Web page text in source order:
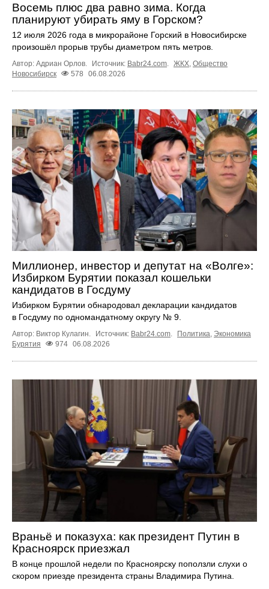
Восемь плюс два равно зима. Когда
планируют убирать яму в Горском?
12 июля 2026 года в микрорайоне Горский в Новосибирске
произошёл прорыв трубы диаметром пять метров.
Автор: Адриан Орлов. Источник: Babr24.com ЖКХ Общество
Новосибирск
578 06.08.2026
Миллионер, инвестор и депутат на «Волге»:
Избирком Бурятии показал кошельки
кандидатов в Госдуму
Избирком Бурятии обнародовал декларации кандидатов
в Госдуму по одномандатному округу № 9.
Автор: Виктор Кулагин. Источник: Babr24.com. Политика, Экономика
Бурятия
974 06.08.2026
Враньё и показуха: как президент Путин в
Красноярск приезжал
В конце прошлой недели по Красноярску поползли слухи о
скором приезде президента страны Владимира Путина.